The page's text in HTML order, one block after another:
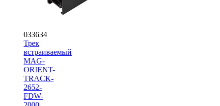
033634
Трек
встраиваемый
MAG-
ORIENT-
TRACK-
2652-
FDW-